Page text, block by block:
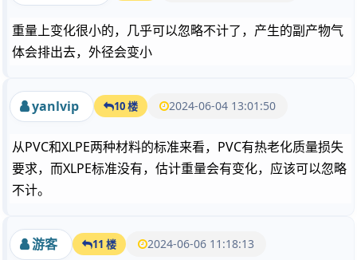
重量上变化很小的，几乎可以忽略不计了，产生的副产物气
体会排出去，外径会变小
yanlvip 10 楼 2024-06-04 13:01:50
从PVC和XLPE两种材料的标准来看，PVC有热老化质量损失
要求，而XLPE标准没有，估计重量会有变化，应该可以忽略
不计。
游客 11 楼 2024-06-06 11:18:13